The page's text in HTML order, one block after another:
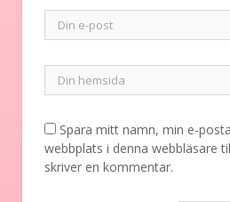
Spara mitt namn, min e-
webbplats i denna webbläsare
skriver en kommentar.